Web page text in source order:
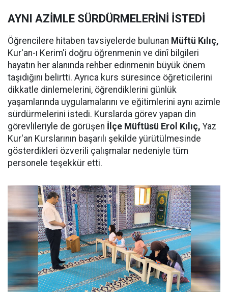
AYNI AZİMLE SÜRDÜRMELERİNİ İSTEDİ
Öğrencilere hitaben tavsiyelerde bulunan Müftü Kılıç,
Kur'an-ı Kerim'i doğru öğrenmenin ve dinî bilgileri
hayatın her alanında rehber edinmenin büyük önem
taşıdığını belirtti. Ayrıca kurs süresince öğreticilerini
dikkatle dinlemelerini, öğrendiklerini günlük
yaşamlarında uygulamalarını ve eğitimlerini aynı azimle
sürdürmelerini istedi. Kurslarda görev yapan din
görevlileriyle de görüşen İlçe Müftüsü Erol Kılıç, Yaz
Kur'an Kurslarının başarılı şekilde yürütülmesinde
gösterdikleri özverili çalışmalar nedeniyle tüm
personele teşekkür etti.